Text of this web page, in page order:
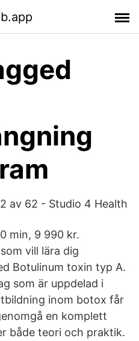
av 62 - Studio 4 Health
min, 9 990 kr.
vill lära dig
Botulinum toxin typ A.
som är uppdelad i
inom botox får
en komplett
både teori och praktik.